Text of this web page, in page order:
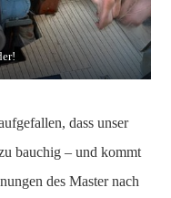
dass unser
bauchig – und kommt
des Master nach